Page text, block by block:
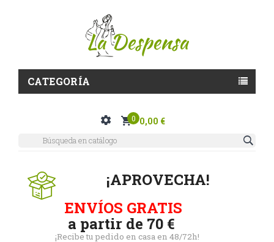
CATEGORÍA
0 0,00 €
¡APROVECHA!
ENVÍOS GRATIS
a partir de 70 €
¡Recibe tu pedido en casa en 48/72h!